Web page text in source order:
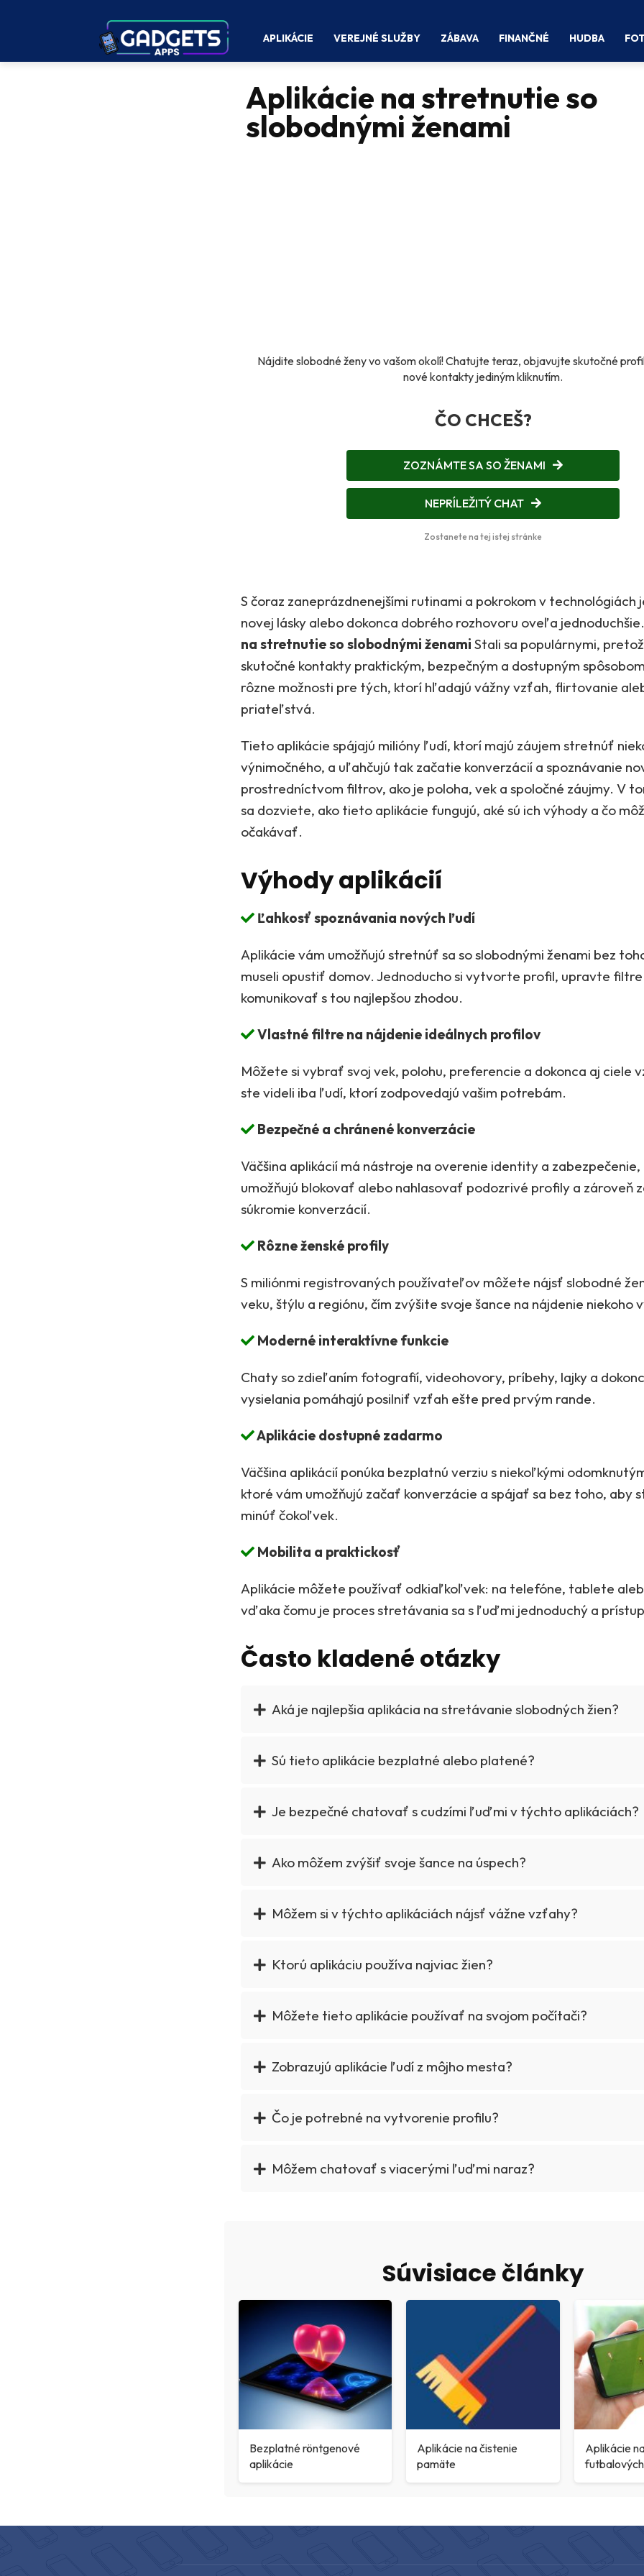
APLIKÁCIE VEREJNÉ SLUŽBY ZÁBAVA FINANČNÉ HUDBA
Aplikácie na stretnutie so
slobodnými ženami
Nájdite slobodné ženy vo vašom okolí! Chatujte teraz, objavujte skutočné
nové kontakty jediným kliknutím.
ČO CHCEŠ?
ZOZNÁMTE SA SO ŽENAMI
NEPRÍLEŽITÝ CHAT
Zostanete na tej istej stránke
S čoraz zaneprázdnenejšími rutinami a pokrokom v technológiách
novej lásky alebo dokonca dobrého rozhovoru oveľa
na stretnutie so slobodnými ženami Stali sa populárnymi,
skutočné kontakty praktickým, bezpečným a dostupným
rôzne možnosti pre tých, ktorí hľadajú vážny vzťah, flirtovanie
priateľstvá.
Tieto aplikácie spájajú milióny ľudí, ktorí majú záujem stretnúť
výnimočného, a uľahčujú tak začatie konverzácií a spoznávanie
prostredníctvom filtrov, ako je poloha, vek a spoločné záujmy. V
sa dozviete, ako tieto aplikácie fungujú, aké sú ich výhody a čo
očakávať.
Výhody aplikácií
Ľahkosť spoznávania nových ľudí
Aplikácie vám umožňujú stretnúť sa so slobodnými ženami bez
museli opustiť domov. Jednoducho si vytvorte profil, upravte
komunikovať s tou najlepšou zhodou.
Vlastné filtre na nájdenie ideálnych profilov
Môžete si vybrať svoj vek, polohu, preferencie a dokonca aj ciele
ste videli iba ľudí, ktorí zodpovedajú vašim potrebám.
Bezpečné a chránené konverzácie
Väčšina aplikácií má nástroje na overenie identity a
umožňujú blokovať alebo nahlasovať podozrivé profily a zároveň
súkromie konverzácií.
Rôzne ženské profily
S miliónmi registrovaných používateľov môžete nájsť slobodné
veku, štýlu a regiónu, čím zvýšite svoje šance na nájdenie niekoho
Moderné interaktívne funkcie
Chaty so zdieľaním fotografií, videohovory, príbehy, lajky a
vysielania pomáhajú posilniť vzťah ešte pred prvým rande.
Aplikácie dostupné zadarmo
Väčšina aplikácií ponúka bezplatnú verziu s niekoľkými
ktoré vám umožňujú začať konverzácie a spájať sa bez toho, aby
minúť čokoľvek.
Mobilita a praktickosť
Aplikácie môžete používať odkiaľkoľvek: na telefóne, tablete
vďaka čomu je proces stretávania sa s ľuďmi jednoduchý a
Často kladené otázky
Aká je najlepšia aplikácia na stretávanie slobodných žien?
Sú tieto aplikácie bezplatné alebo platené?
Je bezpečné chatovať s cudzími ľuďmi v týchto aplikáciách?
Ako môžem zvýšiť svoje šance na úspech?
Môžem si v týchto aplikáciách nájsť vážne vzťahy?
Ktorú aplikáciu používa najviac žien?
Môžete tieto aplikácie používať na svojom počítači?
Zobrazujú aplikácie ľudí z môjho mesta?
Čo je potrebné na vytvorenie profilu?
Môžem chatovať s viacerými ľuďmi naraz?
Súvisiace články
Bezplatné röntgenové
aplikácie
Aplikácie na čistenie
pamäte
Aplikácie